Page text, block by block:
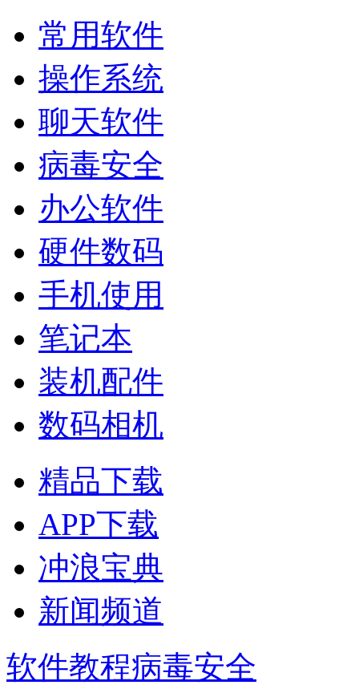
常用软件
操作系统
聊天软件
病毒安全
办公软件
硬件数码
手机使用
笔记本
装机配件
数码相机
精品下载
APP下载
冲浪宝典
新闻频道
软件教程病毒安全